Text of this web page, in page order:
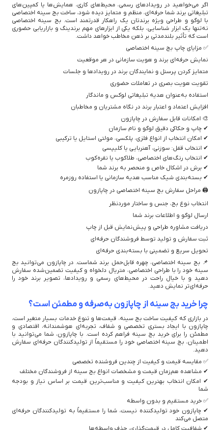
اگر می‌خواهید در رویدادهای رسمی، محیط‌های کاری، همایش‌ها یا کمپین‌های
تبلیغاتی برند شما حرفه‌ای، منظم و متمایز دیده شود، ساخت بج سینه اختصاصی
با لوگو و طراحی ویژه برندتان یک راهکار قدرتمند است. بج سینه اختصاصی
نه‌تنها یک ابزار شناسایی، بلکه یکی از ابزارهای مهم برندینگ و بازاریابی حضوری
است که تأثیر بلندمدتی بر ذهن مخاطب خواهد داشت.
✅ مزایای چاپ بج سینه اختصاصی
نمایش حرفه‌ای برند و هویت سازمانی در هر موقعیت
متمایز کردن پرسنل و نمایندگان برند در رویدادها و جلسات
تقویت هویت بصری در تعاملات حضوری
استفاده به‌عنوان هدیه تبلیغاتی لوکس و ماندگار
افزایش اعتماد و اعتبار برند در نگاه مشتریان و مخاطبان
🎨 امکانات قابل سفارش در چاپازون
✔ چاپ و حکاکی دقیق لوگو و نام سازمان
✔ امکان انتخاب از انواع فلزی، پلکسی، مولتی استایل یا ترکیبی
✔ انتخاب قفل: سوزنی، آهنربایی یا کلیپسی
✔ انتخاب رنگ‌های اختصاصی، طلاکوب یا نقره‌کوب
✔ برش در اشکال خاص و منحصر به برند شما
✔ بسته‌بندی شیک مناسب هدیه سازمانی یا استفاده روزمره
🖨️ مراحل سفارش بج سینه اختصاصی در چاپازون
انتخاب نوع بج، جنس و ساختار موردنظر
ارسال لوگو و اطلاعات برند شما
دریافت مشاوره طراحی و پیش‌نمایش قبل از چاپ
ثبت سفارش و تولید توسط فروشندگان حرفه‌ای
تحویل سریع و تضمینی با بسته‌بندی حرفه‌ای
📌 بج سینه اختصاصی، چهره قابل‌حمل برند شماست. در چاپازون می‌توانید بج
سینه خود را با طراحی اختصاصی، متریال دلخواه و کیفیت تضمین‌شده سفارش
دهید و با خیال راحت در محیط‌های رسمی و رویدادها، تصویر برند خود را
حرفه‌ای‌تر نمایش دهید.
چرا خرید بج سینه از چاپازون به‌صرفه و مطمئن است؟
در بازاری که کیفیت ساخت بج سینه، قیمت‌ها و تنوع خدمات بسیار متغیر است،
چاپازون با ایجاد بستری تخصصی و شفاف، تجربه‌ای هوشمندانه، اقتصادی و
مطمئن را برای خرید بج سینه فراهم کرده است. با چاپازون، شما می‌توانید با
اطمینان، بج سینه اختصاصی خود را مستقیماً از تولیدکنندگان حرفه‌ای سفارش
دهید.
✅ مقایسه قیمت و کیفیت از چندین فروشنده تخصصی
✔ مشاهده هم‌زمان قیمت و مشخصات انواع بج سینه از فروشندگان مختلف
✔ امکان انتخاب بهترین کیفیت و مناسب‌ترین قیمت بر اساس نیاز و بودجه
شما
✅ خرید مستقیم و بدون واسطه
✔ چاپازون خود تولیدکننده نیست، شما را مستقیماً به تولیدکنندگان حرفه‌ای
متصل می‌کند
✔ شفافیت کامل در قیمت‌گذاری، حذف واسطه‌ها